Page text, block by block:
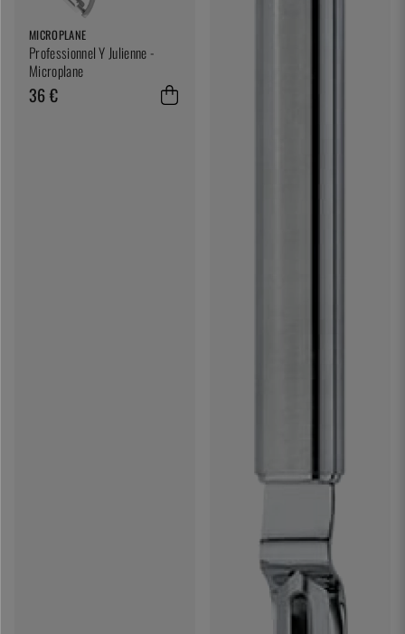
MICROPLANE
Professionnel Y Julienne -
Microplane
36 €